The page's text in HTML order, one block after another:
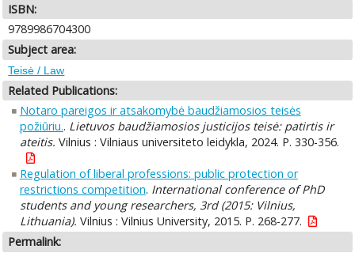
ISBN:
9789986704300
Subject area:
Teisė / Law
Related Publications:
Notaro pareigos ir atsakomybė baudžiamosios teisės
požiūriu.. Lietuvos baudžiamosios justicijos teisė: patirtis ir
ateitis. Vilnius : Vilniaus universiteto leidykla, 2024. P. 330-356.
Regulation of liberal professions: public protection or
restrictions competition. International conference of PhD
students and young researchers, 3rd (2015: Vilnius,
Lithuania). Vilnius : Vilnius University, 2015. P. 268-277.
Permalink: